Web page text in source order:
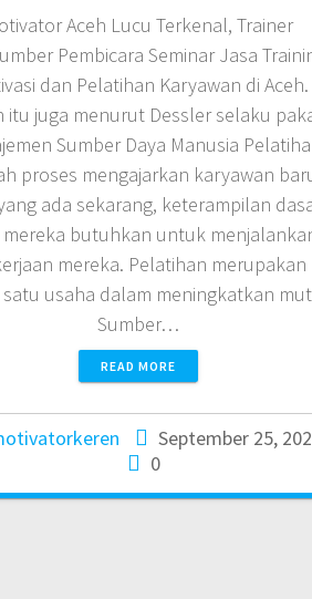
Aceh Lucu Terkenal, Trainer
Pembicara Seminar Jasa
dan Pelatihan Karyawan di Aceh.
itu juga menurut Dessler selaku
Sumber Daya Manusia
proses mengajarkan karyawan
ada sekarang, keterampilan
mereka butuhkan untuk
mereka. Pelatihan merupakan
usaha dalam meningkatkan
Sumber…
READ MORE
September 25,
0